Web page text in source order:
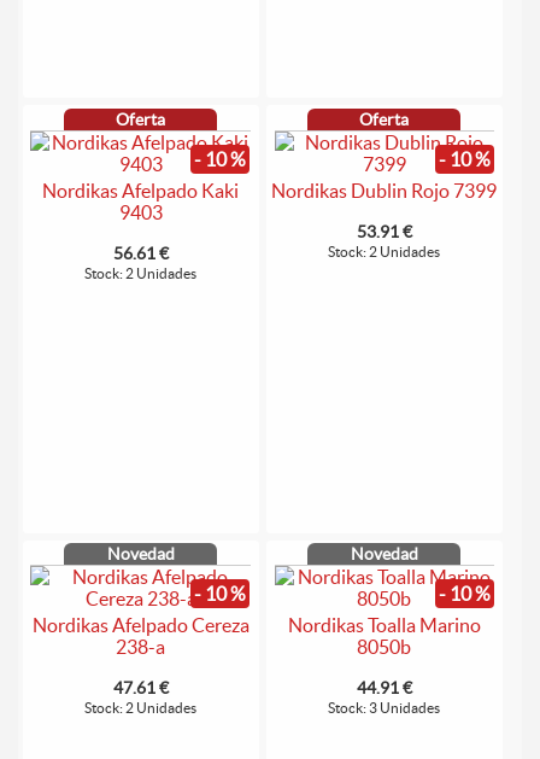
Oferta
- 10 %
Nordikas Afelpado Kaki
9403
56.61 €
Stock: 2 Unidades
Oferta
- 10 %
Nordikas Dublin Rojo 7399
53.91 €
Stock: 2 Unidades
Novedad
- 10 %
Nordikas Afelpado Cereza
238-a
47.61 €
Stock: 2 Unidades
Novedad
- 10 %
Nordikas Toalla Marino
8050b
44.91 €
Stock: 3 Unidades